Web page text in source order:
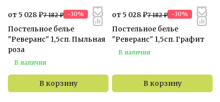
от 5 028 ₽7 182 ₽ -30%
Постельное белье
"Реверанс" 1,5сп. Пыльная
роза
В наличии
В корзину
от 5 028 ₽7 182 ₽ -30%
Постельное белье
"Реверанс" 1,5сп. Графит
В наличии
В корзину